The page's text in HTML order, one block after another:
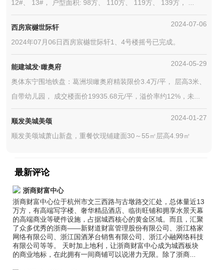
12#、 13#， 户型面积: 98方、 110方、 119方、 139方， ...
西房宸樾世际轩 2024-07-06
2024年07月06日西房宸樾世际轩1、4号楼摇号已完成。
能建城发·瞰奥府 2024-05-29
奥体东宁围地铁盘：葛洲坝瞰奥府精装限价3.4万/平， 层高3米、
自带幼儿园， 成交楼面价19935.68元/平，溢价率约12%，未...
顺发美城美颂 2024-01-27
顺发美颂城萧山新盘，重餐饮现铺建面30～55㎡层高4.99㎡
最新评论
浙商财富中心
浙商财富中心位于杭州市文三西路与古墩路交汇处，总体量近13
万方，有高端写字楼、奢华精品酒店、临街旺铺和拥享水景天幕
的高端商业等硬件设施，占据城西核心的黄金区域。而且，汇聚
了众多优秀的浙商——新财道财富管理股份有限公司、浙江格家
网络有限公司、浙江国酒茅台销售有限公司、浙江小融网络科技
有限公司等等。 天时加上地利，让浙商财富中心成为城西板块
的商业地标，在此拥有一间商铺可以说潜力无限。除了浙商...